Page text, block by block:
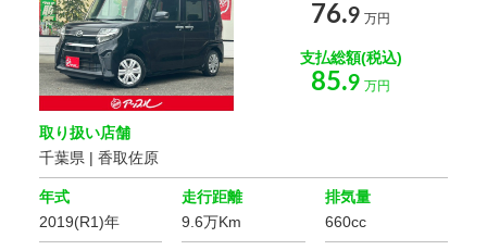
76.9 万円
支払総額(税込)
85.9 万円
取り扱い店舗
千葉県 | 香取佐原
年式
2019(R1)年
走行距離
9.6万Km
排気量
660cc